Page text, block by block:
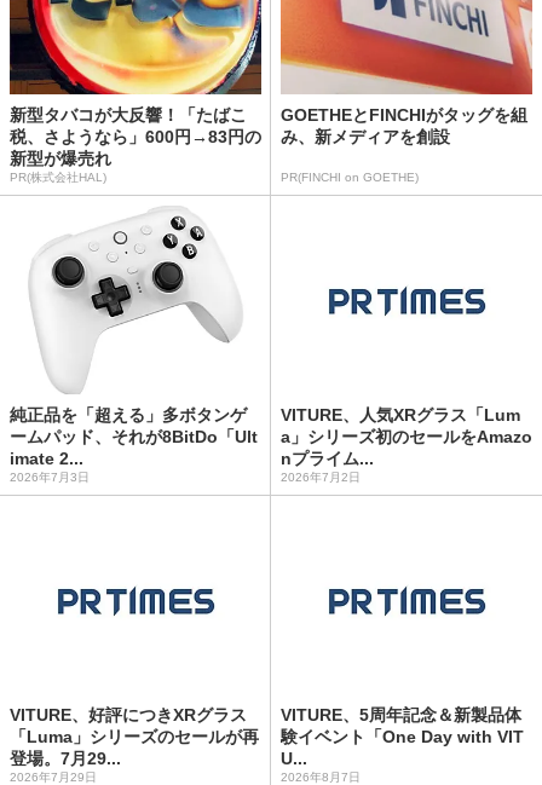
新型タバコが大反響！「たばこ
税、さようなら」600円→83円の
新型が爆売れ
PR(株式会社HAL)
GOETHEとFINCHIがタッグを組
み、新メディアを創設
PR(FINCHI on GOETHE)
純正品を「超える」多ボタンゲ
ームパッド、それが8BitDo「Ult
imate 2...
2026年7月3日
VITURE、人気XRグラス「Lum
a」シリーズ初のセールをAmazo
nプライム...
2026年7月2日
VITURE、好評につきXRグラス
「Luma」シリーズのセールが再
登場。7月29...
2026年7月29日
VITURE、5周年記念＆新製品体
験イベント「One Day with VIT
U...
2026年8月7日